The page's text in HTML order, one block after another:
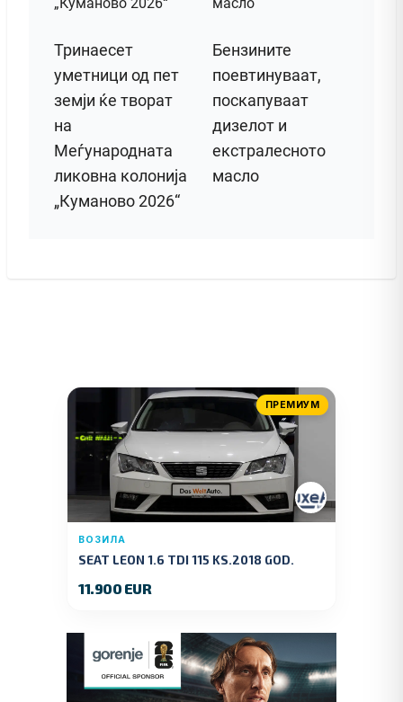
Тринаесет
уметници од пет
земји ќе творат
на
Меѓународната
ликовна колонија
„Куманово 2026“
Бензините
поевтинуваат,
поскапуваат
дизелот и
екстралесното
масло
ПРЕМИУМ
ВОЗИЛА
SEAT LEON 1.6 TDI 115 KS.2018 GOD.
11.900 EUR